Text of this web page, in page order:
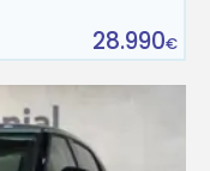
28.990€